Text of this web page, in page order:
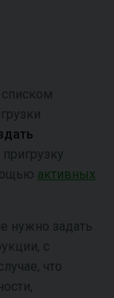
списком
активных
нужно задать
с
что